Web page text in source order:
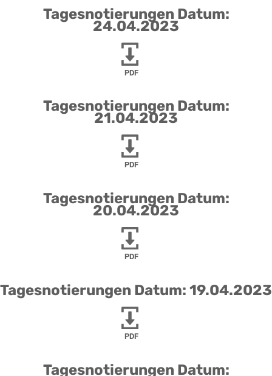
Tagesnotierungen Datum:
24.04.2023
PDF
Tagesnotierungen Datum:
21.04.2023
PDF
Tagesnotierungen Datum:
20.04.2023
PDF
Tagesnotierungen Datum: 19.04.2023
PDF
Tagesnotierungen Datum: